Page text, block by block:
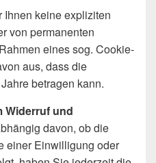
Ihnen keine expliziten
von permanenten
eines sog. Cookie-
aus, dass die
betragen kann.
Widerruf und
davon, ob die
einer Einwilligung oder